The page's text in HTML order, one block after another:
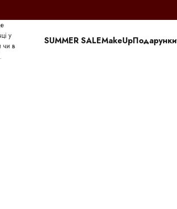
SUMMER SALEMakeUpПодарунки